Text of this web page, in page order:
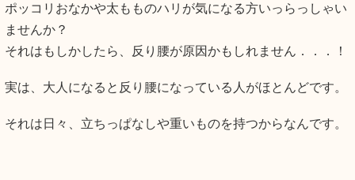
ポッコリおなかや太もものハリが気になる方いっらっしゃい
ませんか？
それはもしかしたら、反り腰が原因かもしれません．．．！
実は、大人になると反り腰になっている人がほとんどです。
それは日々、立ちっぱなしや重いものを持つからなんです。